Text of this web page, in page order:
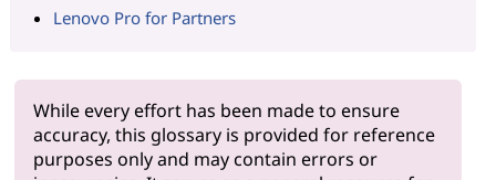
Lenovo Pro for Partners
While every effort has been made to ensure
accuracy, this glossary is provided for reference
purposes only and may contain errors or